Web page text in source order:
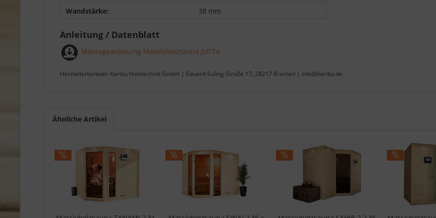
Wandstärke:
38 mm
Anleitung / Datenblatt
Montageanleitung Massivholzsauna JUTTA
Herstellerkontakt: Karibu Holztechnik GmbH | Eduard-Suling-Straße 17, 28217 Bremen | info@karibu.de
Ähnliche Artikel